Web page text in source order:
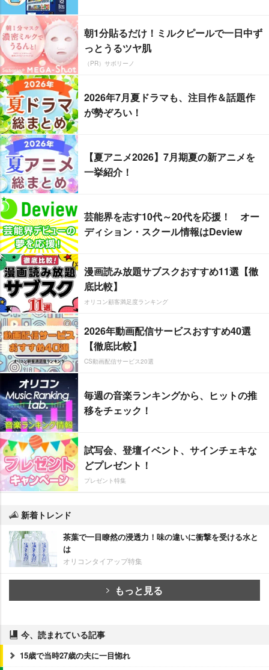
朝1分貼るだけ！ミルクピールで一日中ず
っとうるツヤ肌
（PR）サボリーノ
2026年7月夏ドラマも、注目作＆話題作
が勢ぞろい！
【夏アニメ2026】7月期夏の新アニメを
一挙紹介！
芸能界を志す10代～20代を応援！ オー
ディション・スクール情報はDeview
漫画読み放題サブスクおすすめ11選【徹
底比較】
オリコン顧客満足度ランキング
2026年動画配信サービスおすすめ40選
【徹底比較】
CS動画配信サービス20選
毎週の音楽ランキングから、ヒットの推
移をチェック！
試写会、登壇イベント、サインチェキな
どプレゼント！
プレゼント特集
新着トレンド
茶葉で一目瞭然の浸透力！味の違いに衝撃を受ける水と
は
オリコンタイアップ特集
もっと見る
今、読まれている記事
15歳で当時27歳の夫に一目惚れ